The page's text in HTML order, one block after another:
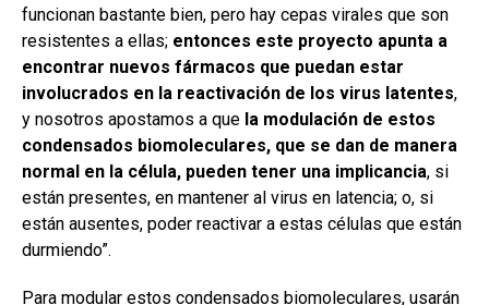
funcionan bastante bien, pero hay cepas virales que son
resistentes a ellas; entonces este proyecto apunta a
encontrar nuevos fármacos que puedan estar
involucrados en la reactivación de los virus latentes,
y nosotros apostamos a que la modulación de estos
condensados biomoleculares, que se dan de manera
normal en la célula, pueden tener una implicancia, si
están presentes, en mantener al virus en latencia; o, si
están ausentes, poder reactivar a estas células que están
durmiendo”.
Para modular estos condensados biomoleculares, usarán